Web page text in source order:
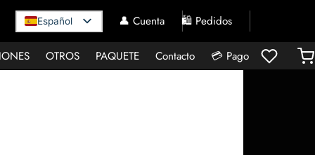
Español 👤 Cuenta 🛍️ Pedidos
OTROS PAQUETE Contacto 💳 Pago